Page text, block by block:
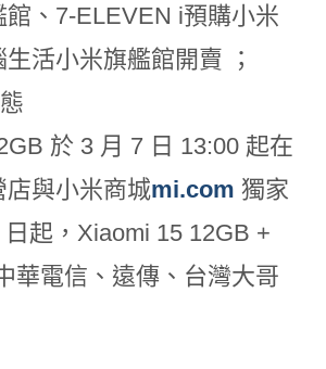
、 7-ELEVEN i預購小米
活小米旗艦館開賣 ；
於 3 月 7 日 13:00 起在
店與小米商城mi.com 獨家
日起， Xiaomi 15 12GB +
華電信、遠傳、台灣大哥